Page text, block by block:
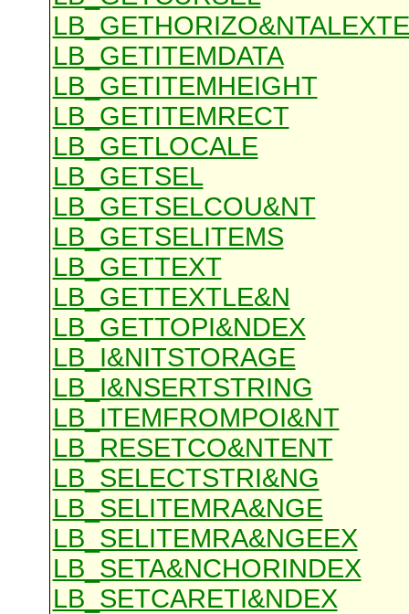
LB_GETITEMDATA
LB_GETITEMHEIGHT
LB_GETITEMRECT
LB_GETLOCALE
LB_GETSEL
LB_GETSELCOU&NT
LB_GETSELITEMS
LB_GETTEXT
LB_GETTEXTLE&N
LB_GETTOPI&NDEX
LB_I&NITSTORAGE
LB_I&NSERTSTRING
LB_ITEMFROMPOI&NT
LB_RESETCO&NTENT
LB_SELECTSTRI&NG
LB_SELITEMRA&NGE
LB_SELITEMRA&NGEEX
LB_SETA&NCHORINDEX
LB_SETCARETI&NDEX